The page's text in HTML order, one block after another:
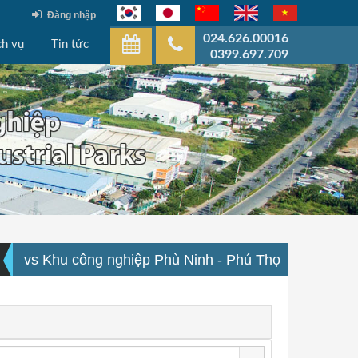
Đăng nhập
024.626.00016
0399.697.709
vụ Tin tức
vs Khu công nghiệp Phù Ninh - Phú Thọ